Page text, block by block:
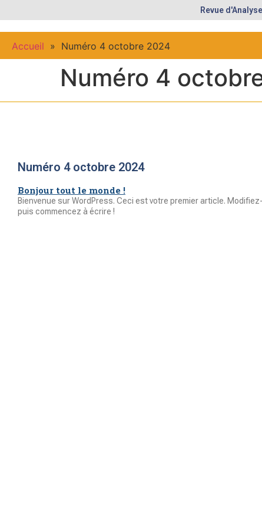
Revue
Accueil » Numéro 4 octobre 2024
Numéro 4
Numéro 4 octobre 2024
Bonjour tout le monde !
Bienvenue sur WordPress. Ceci est votre premier article.
puis commencez à écrire !